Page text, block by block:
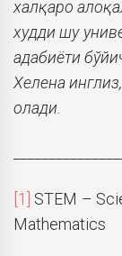
халқаро
худди шу
адабиёти
Хелена
олади.
[1] STEM –
Mathematics